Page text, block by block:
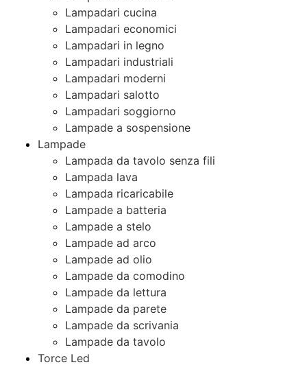
Lampadari cucina
Lampadari economici
Lampadari in legno
Lampadari industriali
Lampadari moderni
Lampadari salotto
Lampadari soggiorno
Lampade a sospensione
Lampade
Lampada da tavolo senza fili
Lampada lava
Lampada ricaricabile
Lampade a batteria
Lampade a stelo
Lampade ad arco
Lampade ad olio
Lampade da comodino
Lampade da lettura
Lampade da parete
Lampade da scrivania
Lampade da tavolo
Torce Led